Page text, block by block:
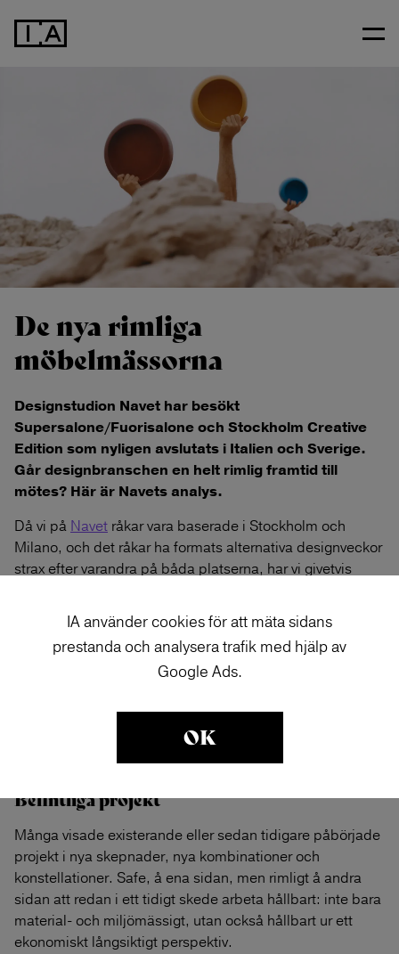
De nya rimliga
möbelmässorna
Designstudion Navet har besökt
Supersalone/Fuorisalone och Stockholm Creative
Edition som nyligen avslutats i Italien och Sverige.
Går designbranschen en helt rimlig framtid till
mötes? Här är Navets analys.
Då vi på Navet råkar vara baserade i Stockholm och
Milano, och det råkar ha formats alternativa designveckor
strax efter varandra på båda platserna, har vi givetvis
satsade stort våren 2019 och har sedan dess levt lite på
sparlåga. Är det en slump att det kommer nya alternativa
designveckor hösten 2021 eller är det designvärldens
version av en maskros som tränger sig upp ur asfalt eller
exemplifierar med rubrikerna Befintliga projekt,
Småskaligt och hantverk samt Socialt.
Befintliga projekt
Många visade existerande eller sedan tidigare påbörjade
projekt i nya skepnader, nya kombinationer och
konstellationer. Safe, å ena sidan, men rimligt å andra
sidan att redan i ett tidigt skede arbeta hållbart: inte bara
material- och miljömässigt, utan också hållbart ur ett
ekonomiskt långsiktigt perspektiv.
IA använder cookies för att mäta sidans
prestanda och analysera trafik med hjälp av
Google Ads.
OK